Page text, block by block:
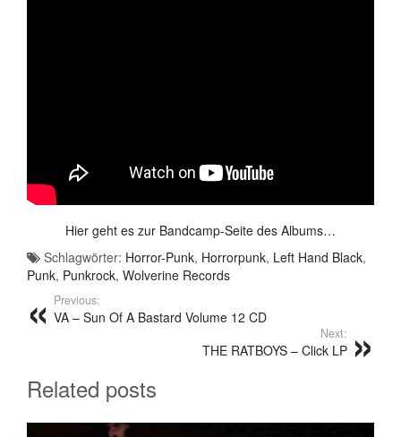
Hier geht es zur Bandcamp-Seite des Albums…
Schlagwörter: Horror-Punk, Horrorpunk, Left Hand Black,
Punk, Punkrock, Wolverine Records
Previous:
VA – Sun Of A Bastard Volume 12 CD
Next:
THE RATBOYS – Click LP
Related posts